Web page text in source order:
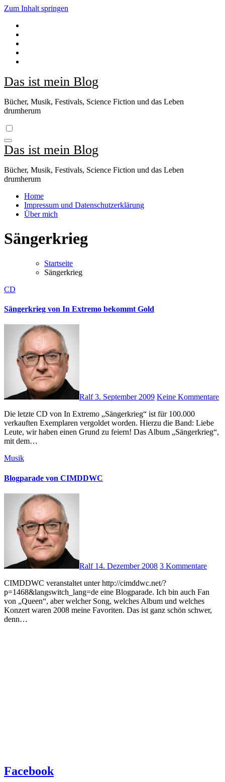
Zum Inhalt springen
Das ist mein Blog
Bücher, Musik, Festivals, Science Fiction und das Leben
drumherum
Das ist mein Blog
Bücher, Musik, Festivals, Science Fiction und das Leben
drumherum
Home
Impressum und Datenschutzerklärung
Über mich
Sängerkrieg
Startseite
Sängerkrieg
CD
Sängerkrieg von In Extremo bekommt Gold
Ralf3. September 2009 Keine Kommentare
Die letzte CD von In Extremo „Sängerkrieg“ ist für 100.000
verkauften Exemplaren vergoldet worden. Hierzu die Band: Liebe
Leute, wir haben einen Grund zu feiern! Das Album „Sängerkrieg“,
mit dem…
Musik
Blogparade von CIMDDWC
Ralf 14. Dezember 2008 3 Kommentare
CIMDDWC veranstaltet unter http://cimddwc.net/?
p=1468&langswitch_lang=de eine Blogparade. Ich bin auch Fan
von „Queen“, aber welcher Song, welches Album und welches
Konzert waren 2008 meine Favoriten. Das ist ganz schön schwer,
denn…
Facebook